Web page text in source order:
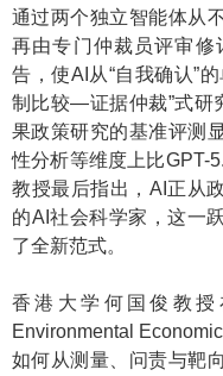
通过两个独立智能体从
再由专门仲裁员评审修
告，使AI从“自我确认”
制比较—证据仲裁”式研
果政策研究的基准评测
性分析等维度上比GPT-
教授最后指出，AI正从
的AI社会科学家，这一
了全新范式。
香港大学何国俊教授
Environmental
如何从测量、问责与靶